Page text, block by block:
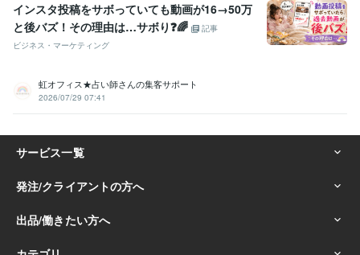
インスタ投稿をサボっていても動画が16→50万
と後バズ！その理由は…サボり❓️🌈
記事
ビジネス・マーケティング
虹オフィス★占い師さんの集客サポート
2026/07/29 07:41